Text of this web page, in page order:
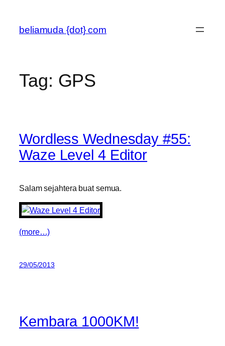
content
beliamuda {dot} com
Tag: GPS
Wordless Wednesday #55:
Waze Level 4 Editor
Salam sejahtera buat semua.
(more…)
29/05/2013
Kembara 1000KM!